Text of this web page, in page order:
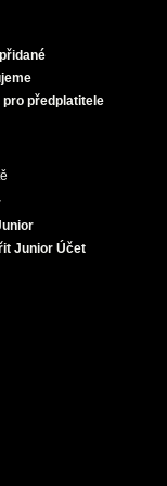
pro předplatitele
Junior Účet